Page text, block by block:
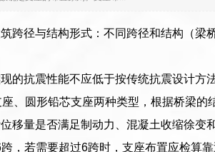
跨径与结构形式：不同跨径和结构（梁
的抗震性能不应低于按传统抗震设计方
、圆形铅芯支座两种类型，根据桥梁的
移量是否满足制动力、混凝土收缩徐变
，若需要超过6跨时，支座布置应检算